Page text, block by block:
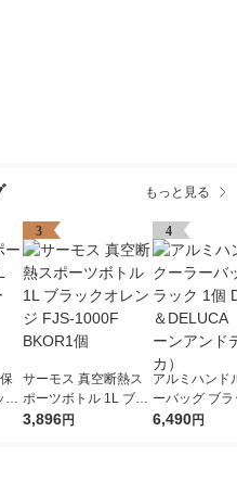
もっと見る
ク
3
サーモス 真空断熱ス
ポーツボトル 1L ブラ
ックオレンジ FJS-10
3,896円
4
アルミハンド
ーバッグ ブ
個 DEAN＆
6,490円